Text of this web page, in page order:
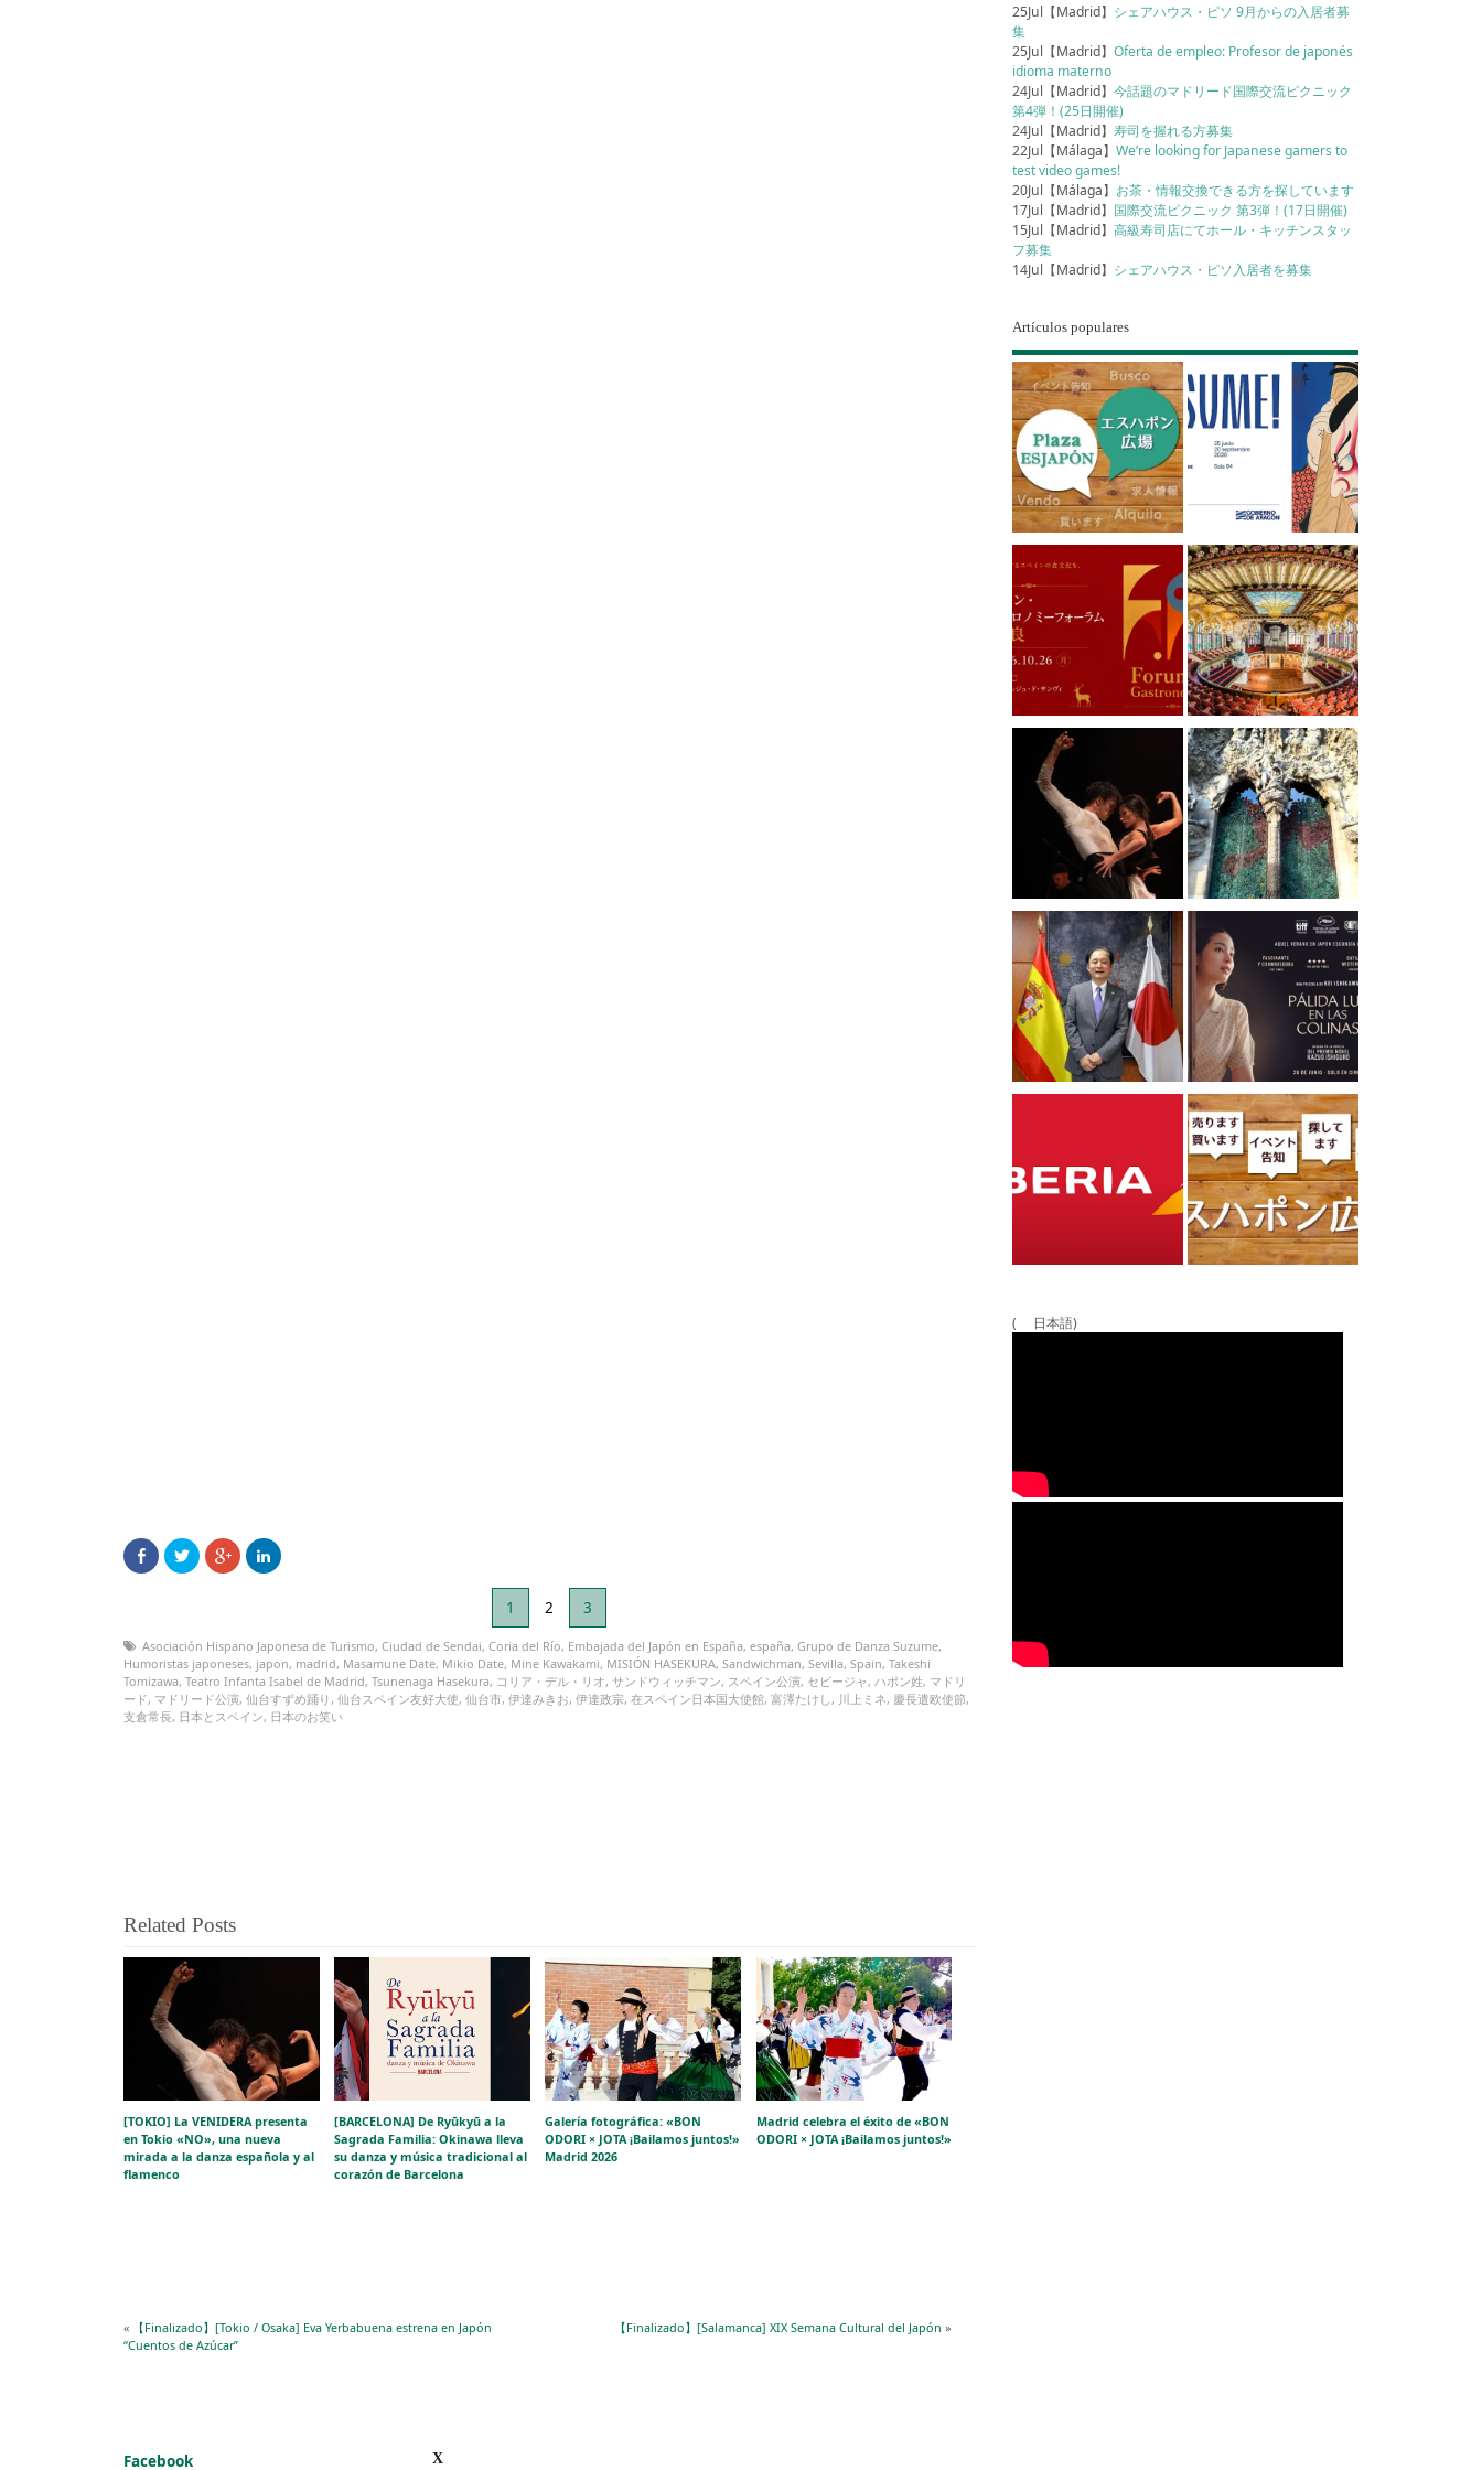
1 2 3
Asociación Hispano Japonesa de Turismo, Ciudad de Sendai, Coria del Río, Embajada del Japón en España, españa, Grupo de Danza Suzume,
Humoristas japoneses, japon, madrid, Masamune Date, Mikio Date, Mine Kawakami, MISIÓN HASEKURA, Sandwichman, Sevilla, Spain, Takeshi
Tomizawa, Teatro Infanta Isabel de Madrid, Tsunenaga Hasekura, コリア・デル・リオ, サンドウィッチマン, スペイン公演, セビージャ, ハポン姓, マドリ
ード, マドリード公演, 仙台すずめ踊り , 仙台スペイン友好大使, 仙台市, 伊達みきお, 伊達政宗, 在スペイン日本国大使館, 富澤たけし, 川上ミネ, 慶長遣欧使節,
支倉常長, 日本とスペイン, 日本のお笑い
Related Posts
[TOKIO] La VENIDERA presenta
en Tokio «NO», una nueva
mirada a la danza española y al
flamenco
[BARCELONA] De Ryūkyū a la
Sagrada Familia: Okinawa lleva
su danza y música tradicional al
corazón de Barcelona
Galería fotográfica: «BON
ODORI × JOTA ¡Bailamos juntos!»
Madrid 2026
Madrid celebra el éxito de «BON
ODORI × JOTA ¡Bailamos juntos!»
« 【Finalizado】[Tokio / Osaka] Eva Yerbabuena estrena en Japón
“Cuentos de Azúcar”
【Finalizado】[Salamanca] XIX Semana Cultural del Japón »
25Jul【Madrid】 シェアハウス・ピソ 9月からの入居者募
集
25Jul【Madrid】Oferta de empleo: Profesor de japonés
idioma materno
24Jul【Madrid】今話題のマドリード国際交流ピクニック
第4弾！(25日開催)
24Jul【Madrid】寿司を握れる方募集
22Jul【Málaga】We’re looking for Japanese gamers to
test video games!
20Jul【Málaga】 お茶・情報交換できる方を探しています
17Jul【Madrid】 国際交流ピクニック 第3弾！(17日開催)
15Jul【Madrid】高級寿司店にてホール・キッチンスタッ
フ募集
14Jul【Madrid】 シェアハウス・ピソ入居者を募集
Artículos populares
( 日本語)
Facebook X